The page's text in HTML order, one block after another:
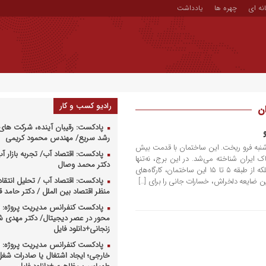
ای چهره ها یادداشت
پنج‌شنبه فرو ریخت. این ساختمان با قدمت بیش
ایران شناخته می‌شد. در این برج، نه‌تنها
عرضه‌کننده‌های پوشاک حضور داشتند، بلکه از طبقه ۵ تا ۱۵ این ساختمان، کارگاه‌های
ضایعه دلخراش، خسارات جانی را برای […]
رادیو کسب و کار
پادکست: رقیبان آینده، شرکت
رشد سریع/ مهندس محمود کریمی
پادکست: اقتصاد آب/ تجربه بازار
دکتر محمد وصال
پادکست: اقتصاد آب / تحلیل
منظر اقتصاد بین الملل / دکتر
پادکست کنفرانس مدیریت پروژه:
محور در عصر دیجیتال/ دکتر مهدی
زنجانی+دانلود فایل
پادکست کنفرانس مدیریت پروژه:
خارجی؛ ایجاد اشتغال یا صادرات